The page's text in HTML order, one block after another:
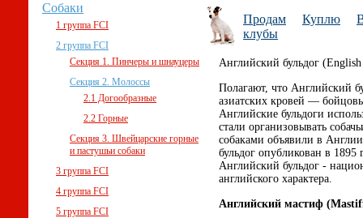
Собаки
1 группа FCI
2 группа FCI
Секция 1. Пинчеры и шнауцеры
Секция 2. Молоссы
2.1 Догообразные
2.2 Горные
Секция 3. Швейцарские горные
и пастушьи собаки
3 группа FCI
4 группа FCI
5 группа FCI
Продам Куплю
клубы
Английский бульдог
Полагают, что Английский
азиатских кровей —
Английские бульдоги
стали организовывать
собаками объявили в
бульдог опубликован в 1895
Английский бульдог -
английского характера.
Английский мастиф